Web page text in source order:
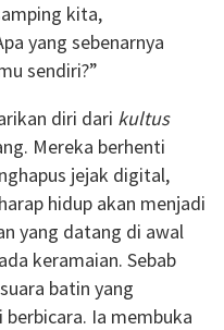
kita,
yang sebenarnya
sendiri?”
diri dari kultus
Mereka berhenti
jejak digital,
hidup akan menjadi
yang datang di awal
keramaian. Sebab
batin yang
Ia membuka